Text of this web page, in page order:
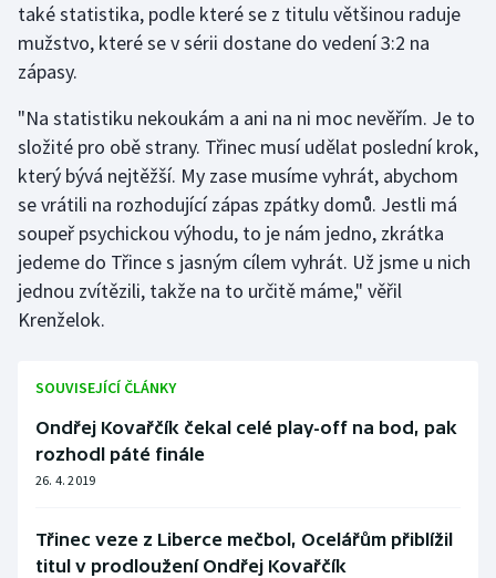
Rychlostní kanoistika
Short track
Sportovní střelba
Stolní tenis
Triatlon
Veslování
Vodní slalom
Volejbal
Ostatní
také statistika, podle které se z titulu většinou raduje
mužstvo, které se v sérii dostane do vedení 3:2 na
zápasy.
"Na statistiku nekoukám a ani na ni moc nevěřím. Je to
složité pro obě strany. Třinec musí udělat poslední krok,
který bývá nejtěžší. My zase musíme vyhrát, abychom
se vrátili na rozhodující zápas zpátky domů. Jestli má
soupeř psychickou výhodu, to je nám jedno, zkrátka
jedeme do Třince s jasným cílem vyhrát. Už jsme u nich
jednou zvítězili, takže na to určitě máme," věřil
Krenželok.
SOUVISEJÍCÍ ČLÁNKY
Ondřej Kovařčík čekal celé play-off na bod, pak
rozhodl páté finále
26. 4. 2019
Třinec veze z Liberce mečbol, Ocelářům přiblížil
titul v prodloužení Ondřej Kovařčík